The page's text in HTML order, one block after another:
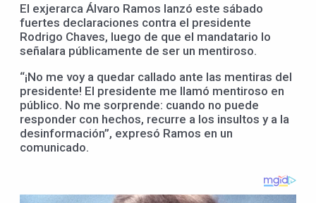
El exjerarca Álvaro Ramos lanzó este sábado
fuertes declaraciones contra el presidente
Rodrigo Chaves, luego de que el mandatario lo
señalara públicamente de ser un mentiroso.
“¡No me voy a quedar callado ante las mentiras del
presidente! El presidente me llamó mentiroso en
público. No me sorprende: cuando no puede
responder con hechos, recurre a los insultos y a la
desinformación”, expresó Ramos en un
comunicado.